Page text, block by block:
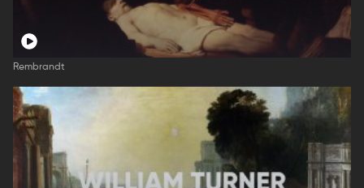
Rembrandt